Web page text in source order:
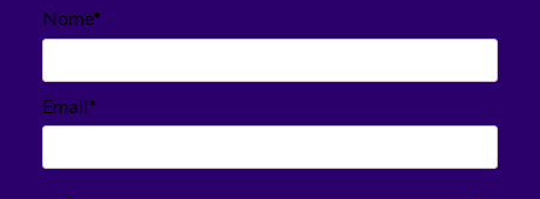
Nome*
Email*